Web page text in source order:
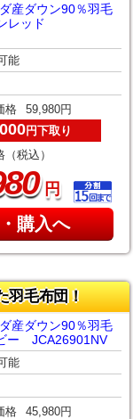
産ダウン90％羽毛
レッド
能
格 59,980円
円下取り
（税込）
円
購入へ
羽毛布団！
産ダウン90％羽毛
JCA26901NV
能
格 45,980円